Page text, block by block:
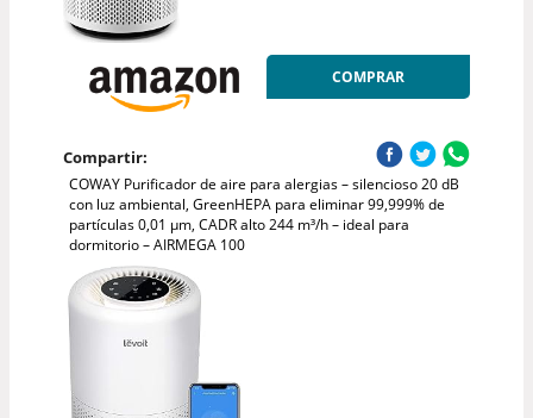
COMPRAR
Compartir:
COWAY Purificador de aire para alergias – silencioso 20 dB
con luz ambiental, GreenHEPA para eliminar 99,999% de
partículas 0,01 µm, CADR alto 244 m³/h – ideal para
dormitorio – AIRMEGA 100